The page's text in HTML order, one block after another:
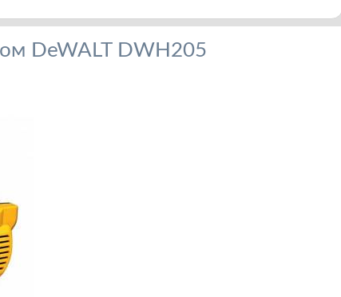
DeWALT DWH205